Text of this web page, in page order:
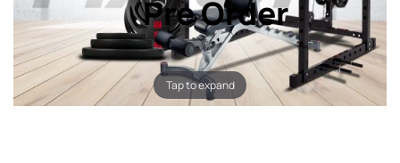
Tap to expand
Pre Order